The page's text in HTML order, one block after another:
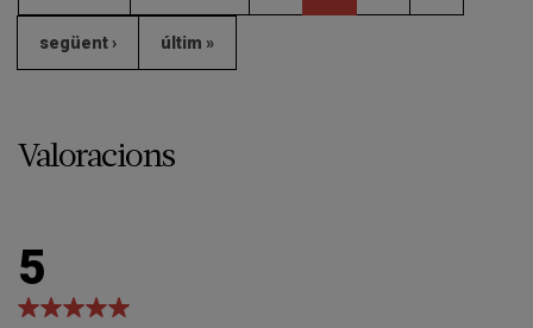
següent › últim »
Valoracions
5